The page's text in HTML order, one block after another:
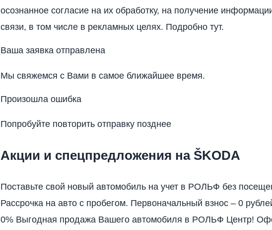
осознанное согласие на их обработку, на получение
связи, в том числе в рекламных целях. Подробно тут.
Ваша заявка отправлена
Мы свяжемся с Вами в самое ближайшее время.
Произошла ошибка
Попробуйте повторить отправку позднее
Акции и спецпредложения на ŠKODA
Поставьте свой новый автомобиль на учет в РОЛЬФ без
Рассрочка на авто с пробегом. Первоначальный взнос – 0
0% Выгодная продажа Вашего автомобиля в РОЛЬФ Центр!